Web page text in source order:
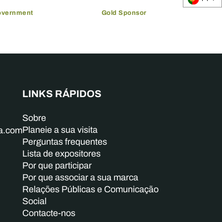
Gold Sponsor
LINKS RÁPIDOS
Sobre
Planeie a sua visita
Perguntas frequentes
Lista de expositores
Por que participar
Por que associar a sua marca
Relações Públicas e Comunicação
Social
Contacte-nos